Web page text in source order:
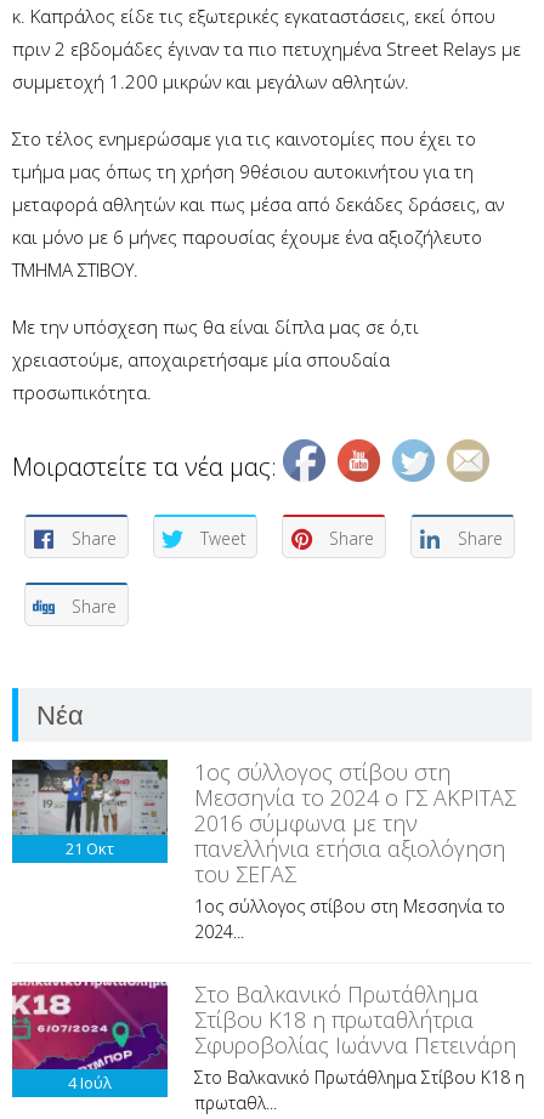
κ. Καπράλος είδε τις εξωτερικές εγκαταστάσεις, εκεί όπου
πριν 2 εβδομάδες έγιναν τα πιο πετυχημένα Street Relays με
συμμετοχή 1.200 μικρών και μεγάλων αθλητών.
Στο τέλος ενημερώσαμε για τις καινοτομίες που έχει το
τμήμα μας όπως τη χρήση 9θέσιου αυτοκινήτου για τη
μεταφορά αθλητών και πως μέσα από δεκάδες δράσεις, αν
και μόνο με 6 μήνες παρουσίας έχουμε ένα αξιοζήλευτο
ΤΜΗΜΑ ΣΤΙΒΟΥ.
Με την υπόσχεση πως θα είναι δίπλα μας σε ό,τι
χρειαστούμε, αποχαιρετήσαμε μία σπουδαία
προσωπικότητα.
Μοιραστείτε τα νέα μας:
Share Tweet Share Share
Share
Νέα
21 Οκτ
1ος σύλλογος στίβου στη
Μεσσηνία το 2024 ο ΓΣ ΑΚΡΙΤΑΣ
2016 σύμφωνα με την
πανελλήνια ετήσια αξιολόγηση
του ΣΕΓΑΣ
1ος σύλλογος στίβου στη Μεσσηνία το
2024...
4Ιούλ
Στο Βαλκανικό Πρωτάθλημα
Στίβου Κ18 η πρωταθλήτρια
Σφυροβολίας Ιωάννα Πετεινάρη
Στο Βαλκανικό Πρωτάθλημα Στίβου Κ18 η
πρωταθλ...